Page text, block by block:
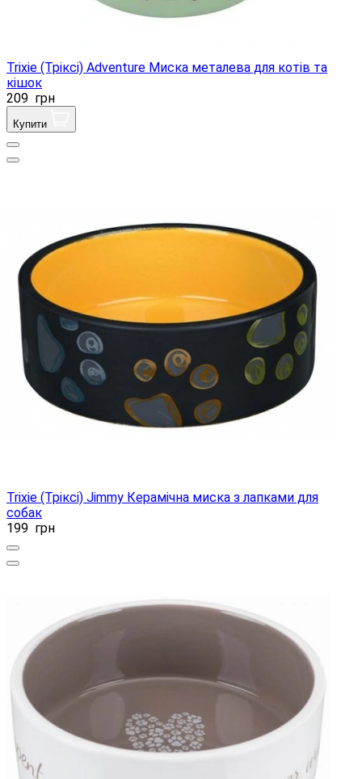
Trixie (Тріксі) Adventure Миска металева для котів та
кішок
209 грн
Купити
Trixie (Тріксі) Jimmy Керамічна миска з лапками для
собак
199 грн